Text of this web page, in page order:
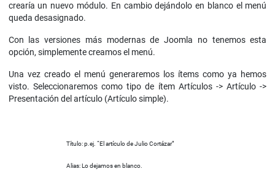
crearía un nuevo módulo. En cambio dejándolo en blanco el menú
queda desasignado.
Con las versiones más modernas de Joomla no tenemos esta
opción, simplemente creamos el menú.
Una vez creado el menú generaremos los ítems como ya hemos
visto. Seleccionaremos como tipo de ítem Artículos -> Artículo ->
Presentación del artículo (Artículo simple).
Título: p.ej. “El artículo de Julio Cortázar”
Alias: Lo dejamos en blanco.